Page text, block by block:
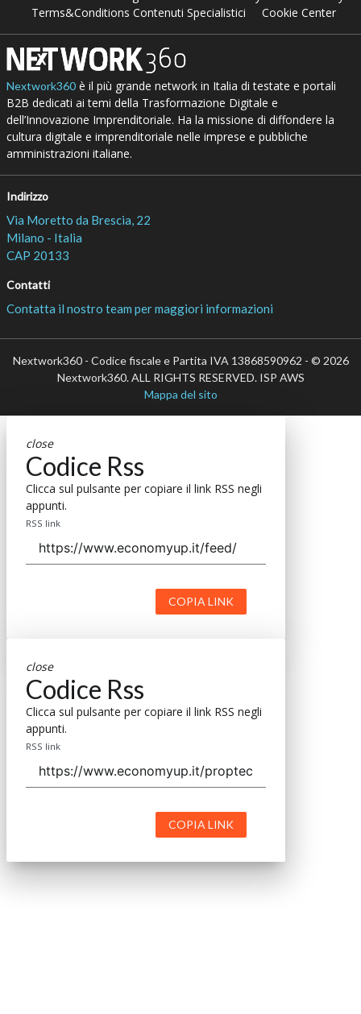
Terms&Conditions Contenuti Specialistici
Cookie Center
Nextwork360è il più grande network in Italia di testate e portali
B2B dedicati ai temi della Trasformazione Digitale e
dell’Innovazione Imprenditoriale. Ha la missione di diffondere la
cultura digitale e imprenditoriale nelle imprese e pubbliche
amministrazioni italiane.
Indirizzo
Via Moretto da Brescia, 22
Milano - Italia
CAP 20133
Contatti
Contatta il nostro team per maggiori informazioni
Nextwork360 - Codice fiscale e Partita IVA 13868590962 - © 2026
Nextwork360. ALL RIGHTS RESERVED. ISP AWS
Mappa del sito
close
Codice Rss
Clicca sul pulsante per copiare il link RSS negli
appunti.
RSS link
COPIA LINK
close
Codice Rss
Clicca sul pulsante per copiare il link RSS negli
appunti.
RSS link
COPIA LINK